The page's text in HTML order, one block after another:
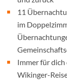
11
im
Immer für
Wikinger-